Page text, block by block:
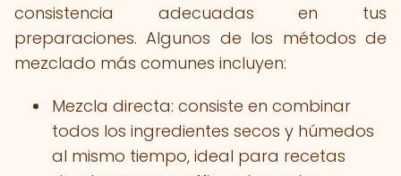
consistencia adecuadas en tus
preparaciones. Algunos de los métodos de
mezclado más comunes incluyen:
Mezcla directa: consiste en combinar
todos los ingredientes secos y húmedos
al mismo tiempo, ideal para recetas